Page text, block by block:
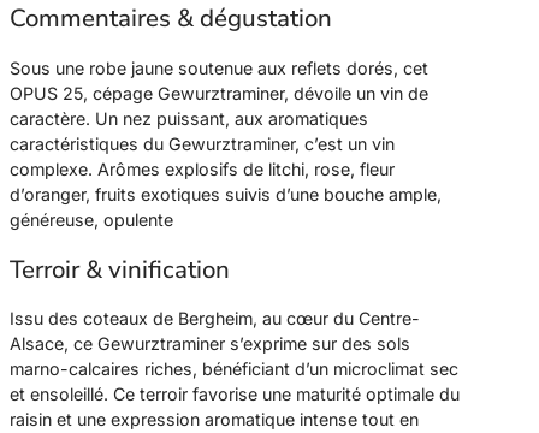
Commentaires & dégustation
Sous une robe jaune soutenue aux reflets dorés, cet
OPUS 25, cépage Gewurztraminer, dévoile un vin de
caractère. Un nez puissant, aux aromatiques
caractéristiques du Gewurztraminer, c’est un vin
complexe. Arômes explosifs de litchi, rose, fleur
d’oranger, fruits exotiques suivis d’une bouche ample,
généreuse, opulente
Terroir & vinification
Issu des coteaux de Bergheim, au cœur du Centre-
Alsace, ce Gewurztraminer s’exprime sur des sols
marno-calcaires riches, bénéficiant d’un microclimat sec
et ensoleillé. Ce terroir favorise une maturité optimale du
raisin et une expression aromatique intense tout en